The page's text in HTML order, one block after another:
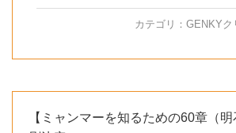
カテゴリ： GENKYク
【ミャンマーを知るための60章（